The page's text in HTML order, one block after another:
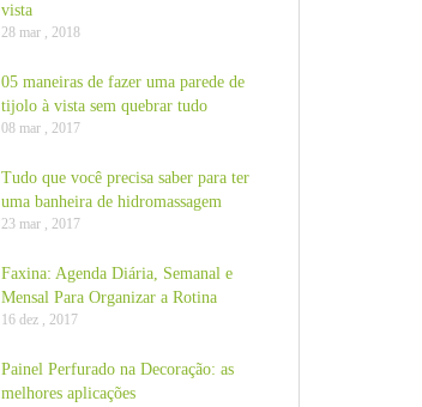
vista
28 mar , 2018
05 maneiras de fazer uma parede de
tijolo à vista sem quebrar tudo
08 mar , 2017
Tudo que você precisa saber para ter
uma banheira de hidromassagem
23 mar , 2017
Faxina: Agenda Diária, Semanal e
Mensal Para Organizar a Rotina
16 dez , 2017
Painel Perfurado na Decoração: as
melhores aplicações